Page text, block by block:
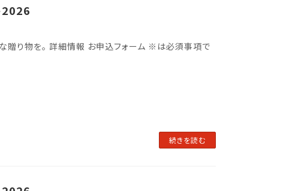
2026
り物を。 詳細情報 お申込フォーム ※は必須事項で
続きを読む